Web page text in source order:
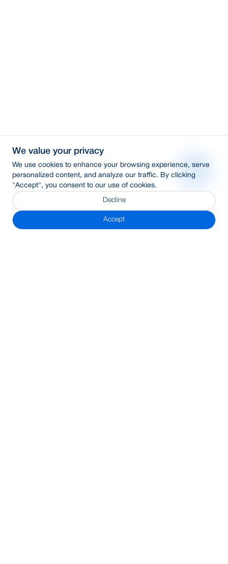
We value your privacy
We use cookies to enhance your browsing experience, serve
personalized content, and analyze our traffic. By clicking
"Accept", you consent to our use of cookies.
Decline
Accept